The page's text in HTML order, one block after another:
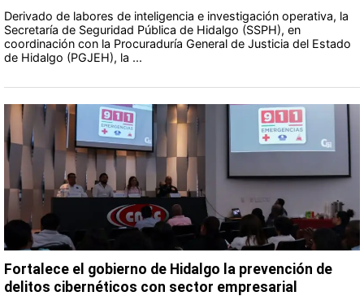
Derivado de labores de inteligencia e investigación operativa, la
Secretaría de Seguridad Pública de Hidalgo (SSPH), en
coordinación con la Procuraduría General de Justicia del Estado
de Hidalgo (PGJEH), la ...
Fortalece el gobierno de Hidalgo la prevención de
delitos cibernéticos con sector empresarial